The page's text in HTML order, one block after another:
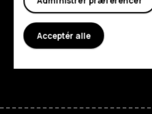
Planet and people
SupportAcceptér alle